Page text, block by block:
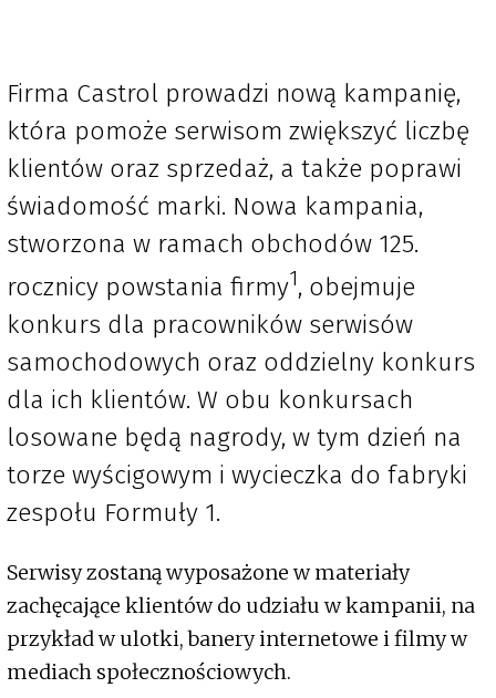
Firma Castrol prowadzi nową kampanię,
która pomoże serwisom zwiększyć liczbę
klientów oraz sprzedaż, a także poprawi
świadomość marki. Nowa kampania,
stworzona w ramach obchodów 125.
rocznicy powstania firmy1, obejmuje
konkurs dla pracowników serwisów
samochodowych oraz oddzielny konkurs
dla ich klientów. W obu konkursach
losowane będą nagrody, w tym dzień na
torze wyścigowym i wycieczka do fabryki
zespołu Formuły 1.
Serwisy zostaną wyposażone w materiały
zachęcające klientów do udziału w kampanii, na
przykład w ulotki, banery internetowe i filmy w
mediach społecznościowych.